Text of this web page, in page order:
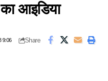
आइडिया
9:06
Share